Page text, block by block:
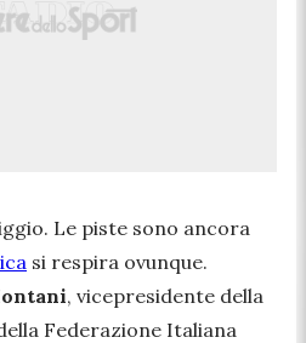
Le piste sono ancora
si respira ovunque.
, vicepresidente della
Federazione Italiana